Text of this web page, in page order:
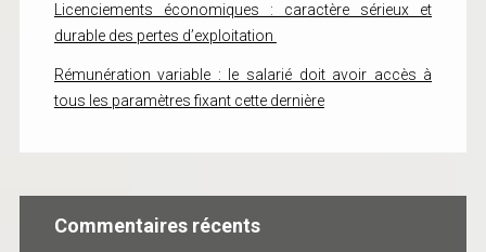
Licenciements économiques : caractère sérieux et
durable des pertes d’exploitation
Rémunération variable : le salarié doit avoir accès à
tous les paramètres fixant cette dernière
Commentaires récents